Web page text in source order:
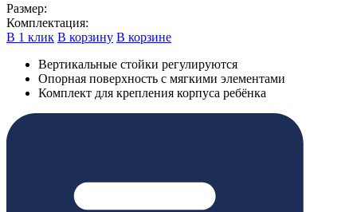
Размер:
Комплектация:
В 1 клик В корзину В корзине
Вертикальные стойки регулируются
Опорная поверхность с мягкими элементами
Комплект для крепления корпуса ребёнка